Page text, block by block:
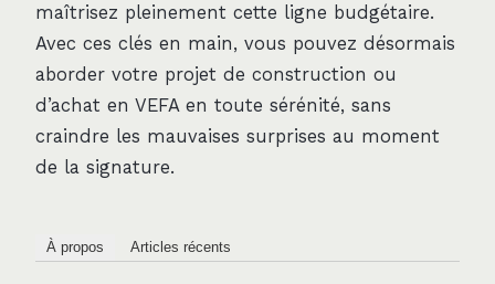
maîtrisez pleinement cette ligne budgétaire.
Avec ces clés en main, vous pouvez désormais
aborder votre projet de construction ou
d’achat en VEFA en toute sérénité, sans
craindre les mauvaises surprises au moment
de la signature.
À propos Articles récents